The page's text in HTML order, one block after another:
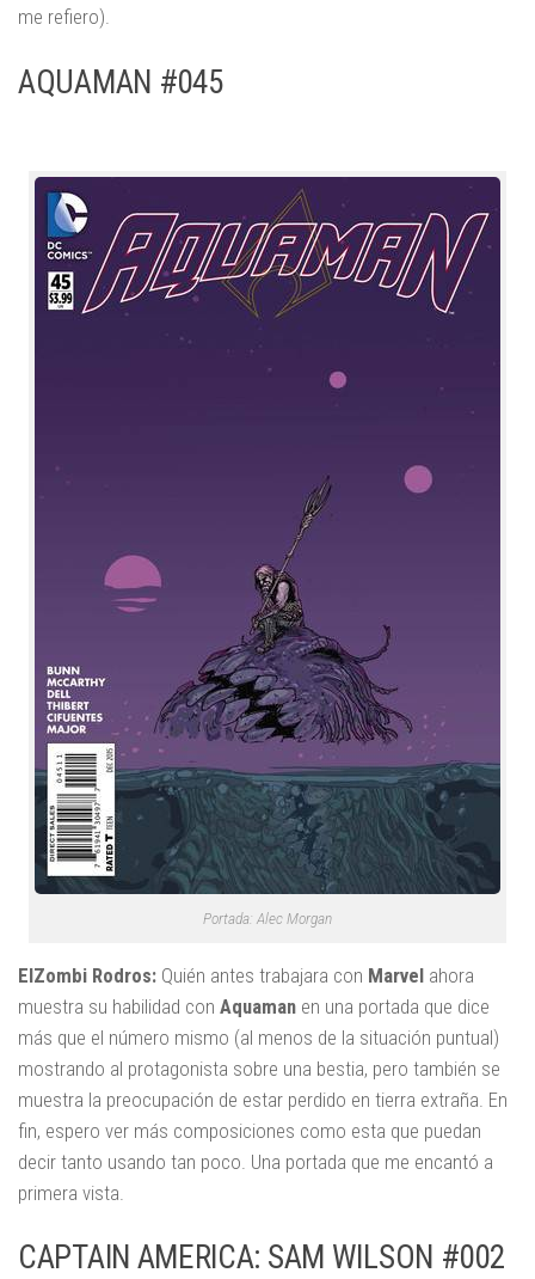
me refiero).
AQUAMAN #045
Portada: Alec Morgan
ElZombi Rodros: Quién antes trabajara con Marvel ahora
muestra su habilidad con Aquaman en una portada que dice
más que el número mismo (al menos de la situación puntual)
mostrando al protagonista sobre una bestia, pero también se
muestra la preocupación de estar perdido en tierra extraña. En
fin, espero ver más composiciones como esta que puedan
decir tanto usando tan poco. Una portada que me encantó a
primera vista.
CAPTAIN AMERICA: SAM WILSON #002